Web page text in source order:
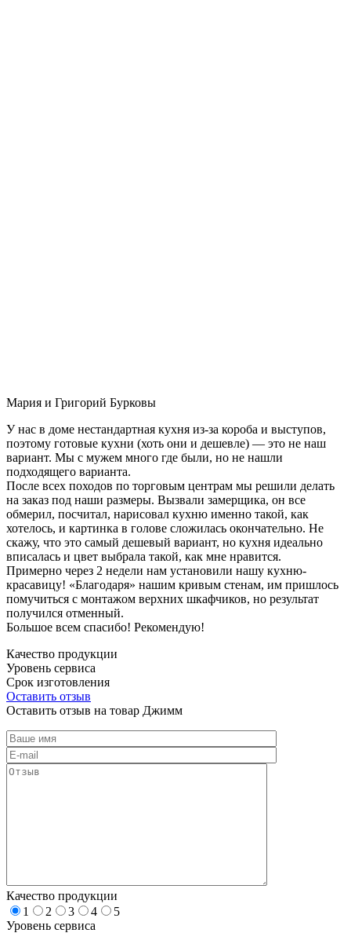
Мария и Григорий Бурковы
У нас в доме нестандартная кухня из-за короба и выступов,
поэтому готовые кухни (хоть они и дешевле) — это не наш
вариант. Мы с мужем много где были, но не нашли
подходящего варианта.
После всех походов по торговым центрам мы решили делать
на заказ под наши размеры. Вызвали замерщика, он все
обмерил, посчитал, нарисовал кухню именно такой, как
хотелось, и картинка в голове сложилась окончательно. Не
скажу, что это самый дешевый вариант, но кухня идеально
вписалась и цвет выбрала такой, как мне нравится.
Примерно через 2 недели нам установили нашу кухню-
красавицу! «Благодаря» нашим кривым стенам, им пришлось
помучиться с монтажом верхних шкафчиков, но результат
получился отменный.
Большое всем спасибо! Рекомендую!
Качество продукции
Уровень сервиса
Срок изготовления
Оставить отзыв
Оставить отзыв на товар Джимм
Качество продукции
1
2 3 4
5
Уровень сервиса